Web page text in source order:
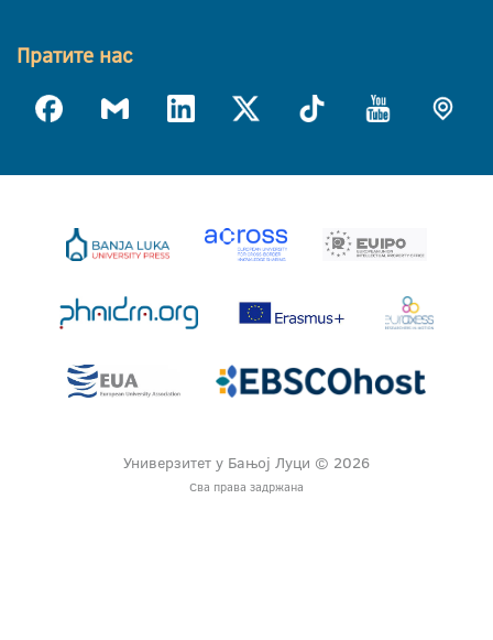
Пратите нас
Универзитет у Бањој Луци © 2026
Сва права задржана